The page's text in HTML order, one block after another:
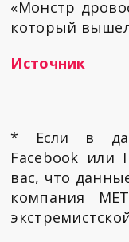
«Монстр
который
Источник
* Если в
Facebook или
вас, что
компания